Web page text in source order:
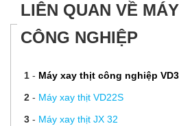
LIÊN QUAN VỀ
CÔNG NGHIỆP
1- Máy xay thịt công nghiệp
2- Máy xay thịt VD22S
3- Máy xay thịt JX 32